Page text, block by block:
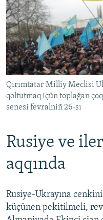
Qırımtatar Milliy Meclisi
qoltutmaq içün toplağan
senesi fevralniñ 26-sı
Rusiye ve
aqqında
Rusiye-Ukrayına
küçünen pekitilmeli,